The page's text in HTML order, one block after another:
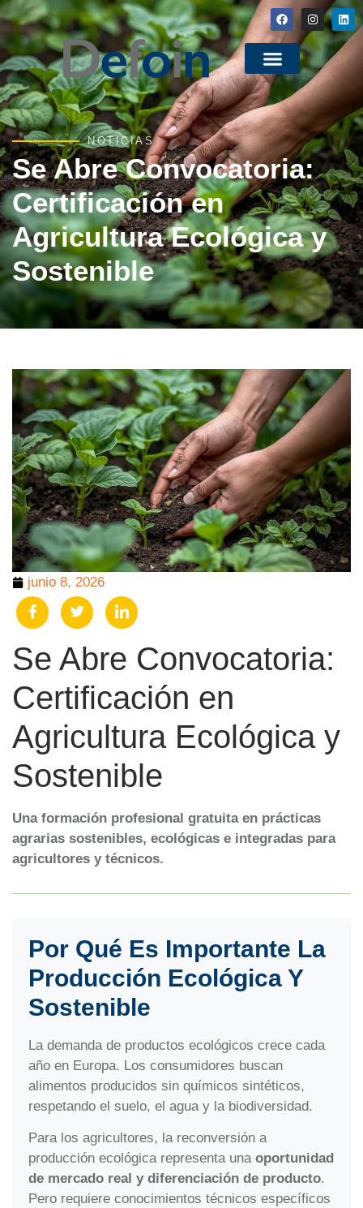
NOTICIAS
Se Abre Convocatoria:
Certificación en
Agricultura Ecológica y
Sostenible
junio 8, 2026
Se Abre Convocatoria:
Certificación en
Agricultura Ecológica y
Sostenible
Una formación profesional gratuita en prácticas
agrarias sostenibles, ecológicas e integradas para
agricultores y técnicos.
Por Qué Es Importante La
Producción Ecológica Y
Sostenible
La demanda de productos ecológicos crece cada
año en Europa. Los consumidores buscan
alimentos producidos sin químicos sintéticos,
respetando el suelo, el agua y la biodiversidad.
Para los agricultores, la reconversión a
producción ecológica representa una oportunidad
de mercado real y diferenciación de producto.
Pero requiere conocimientos técnicos específicos